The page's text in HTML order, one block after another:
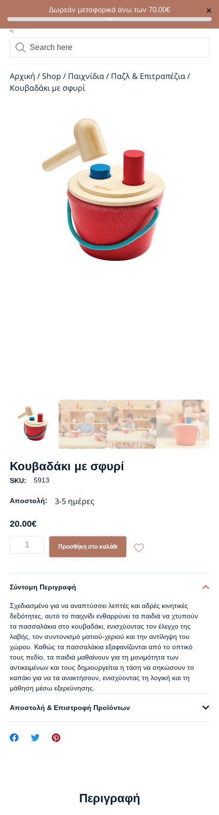
Δωρεάν μεταφορικά άνω των 70.00€ ✕
0%
Αρχική /Shop / Παιχνίδια/ Παζλ & Επιτραπέζια/
Κουβαδάκι με σφυρί
Κουβαδάκι με σφυρί
SKU: 5913
Αποστολή: 3-5 ημέρες
20.00€
Προσθήκη στο καλάθι
Σύντομη Περιγραφή
Σχεδιασμένο για να αναπτύσσει λεπτές και αδρές κινητικές
δεξιότητες, αυτό το παιχνίδι ενθαρρύνει τα παιδιά να χτυπούν
τα πασσαλάκια στο κουβαδάκι, ενισχύοντας τον έλεγχο της
λαβής, τον συντονισμό ματιού-χεριού και την αντίληψη του
χώρου. Καθώς τα πασσαλάκια εξαφανίζονται από το οπτικό
τους πεδίο, τα παιδιά μαθαίνουν για τη μονιμότητα των
αντικειμένων και τους δημιουργείται η τάση να σηκώσουν το
καπάκι για να τα ανακτήσουν, ενισχύοντας τη λογική και τη
μάθηση μέσω εξερεύνησης.
Αποστολή & Επιστροφή Προϊόντων
Περιγραφή